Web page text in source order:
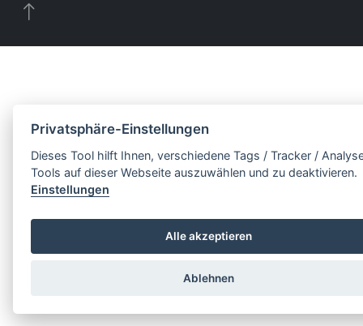
Privatsphäre-Einstellungen
Dieses Tool hilft Ihnen, verschiedene Tags / Tracker /
Tools auf dieser Webseite auszuwählen und zu deaktivieren.
Einstellungen
Alle akzeptieren
Ablehnen